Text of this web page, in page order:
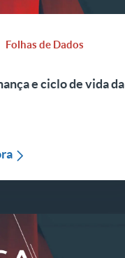
Folhas de Dados
e ciclo de vida da